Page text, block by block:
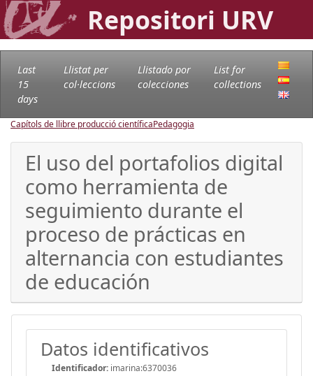
Repositori URV
Last
15
days
Llistat per
col·leccions
Llistado por
colecciones
List for
collections
Capítols de llibre producció científicaPedagogia
El uso del portafolios digital
como herramienta de
seguimiento durante el
proceso de prácticas en
alternancia con estudiantes
de educación
Datos identificativos
Identificador: imarina:6370036